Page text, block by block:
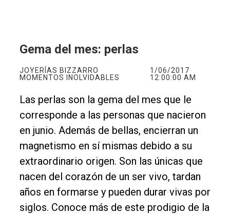
Gema del mes: perlas
JOYERÍAS BIZZARRO
MOMENTOS INOLVIDABLES
1/06/2017
12:00:00 AM
Las perlas son la gema del mes que le
corresponde a las personas que nacieron
en junio. Además de bellas, encierran un
magnetismo en sí mismas debido a su
extraordinario origen. Son las únicas que
nacen del corazón de un ser vivo, tardan
años en formarse y pueden durar vivas por
siglos. Conoce más de este prodigio de la